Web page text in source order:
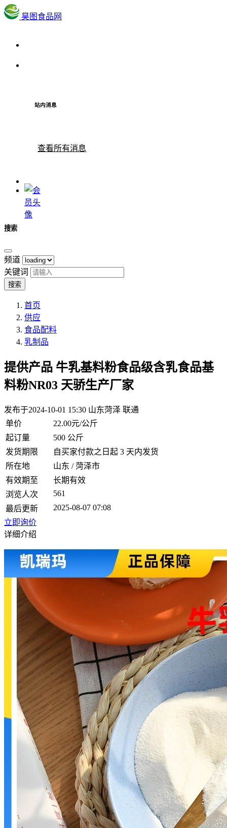
昊图食品网
站内消息
查看所有消息
搜索
频道
关键词
搜索
首页
供应
食品配料
乳制品
提供产品 牛乳基料粉食品级含乳食品基
料粉NR03 天骄生产厂家
发布于2024-10-01 15:30 山东菏泽 联通
单价
22.00元/公斤
起订量
500 公斤
发货期限
自买家付款之日起 3 天内发货
所在地
山东 / 菏泽市
有效期至
长期有效
浏览人次
561
最后更新
2025-08-07 07:08
立即询价
详细介绍